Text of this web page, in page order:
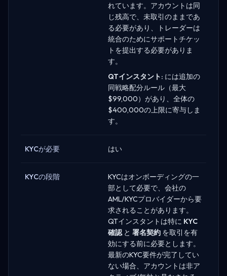
れています。アカウントは同
じ残高で、未取引のままであ
る必要があり、トレーダーは
統合のためにサポートチケッ
トを提出する必要がありま
す。
QTインスタント: には追加の
同戦略配分ルール（最大
$99,000）があり、全体の
$400,000の上限に寄与しま
す。
KYCが必要 はい
KYCの段階
KYCはオンボーディングの一
部として必要で、会社の
AML/KYCプロバイダーから要
求されることがあります。
QTインスタントは特に KYC
確認 と 署名契約 を取引を有
効にする前に必要とします。
最新のKYC要件が完了してい
ない場合、アカウントは非ア